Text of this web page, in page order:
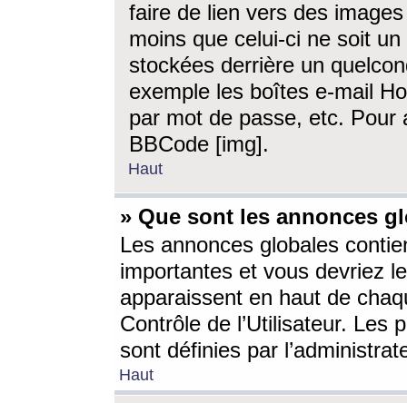
faire de lien vers des
moins que celui-ci ne soit
stockées derrière un
exemple les boîtes e-mail
par mot de passe, etc. Pour
BBCode [img].
Haut
» Que sont les annonces
Les annonces globales
importantes et vous devriez
apparaissent en haut de
Contrôle de l’Utilisateur. Les
sont définies par
Haut